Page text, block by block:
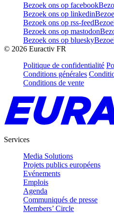
Bezoek ons op facebook
Bezoek ons op linkedin
Bezoek ons op rss-feed
Bezoek ons op mastodon
Bezoek ons op bluesky
© 2026 Euractiv FR
Politique de confidentialité
Conditions générales
Conditions de vente
Services
Media Solutions
Projets publics européens
Evénements
Emplois
Agenda
Communiqués de presse
Members’ Circle